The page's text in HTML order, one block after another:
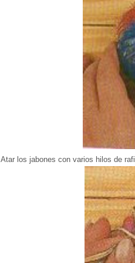
Atar los jabones con varios hilos de